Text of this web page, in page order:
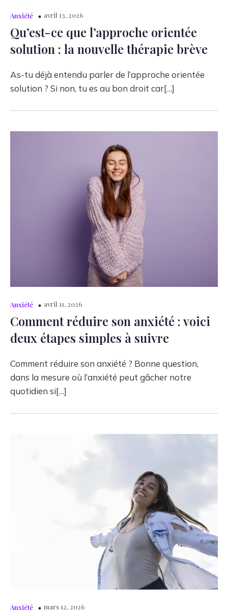
Anxiété avril 13, 2026
Qu’est-ce que l’approche orientée
solution : la nouvelle thérapie brève
As-tu déjà entendu parler de l’approche orientée
solution ? Si non, tu es au bon droit car[…]
Anxiété avril 11, 2026
Comment réduire son anxiété : voici
deux étapes simples à suivre
Comment réduire son anxiété ? Bonne question,
dans la mesure où l’anxiété peut gâcher notre
quotidien si[…]
Anxiété mars 12, 2026